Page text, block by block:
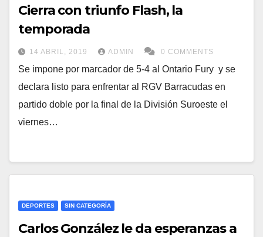
Cierra con triunfo Flash, la
temporada
14 ABRIL, 2019 ADMIN 0 COMMENTS
Se impone por marcador de 5-4 al Ontario Fury y se
declara listo para enfrentar al RGV Barracudas en
partido doble por la final de la División Suroeste el
viernes…
DEPORTES SIN CATEGORÍA
Carlos González le da esperanzas a